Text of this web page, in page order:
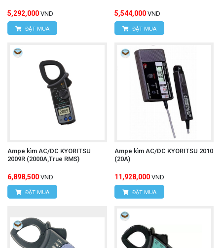
5,292,000 VND
ĐẶT MUA
5,544,000 VND
ĐẶT MUA
Ampe kìm AC/DC KYORITSU
2009R (2000A,True RMS)
6,898,500 VND
ĐẶT MUA
Ampe kìm AC/DC KYORITSU 2010
(20A)
11,928,000 VND
ĐẶT MUA